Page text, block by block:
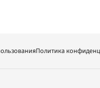
Политика